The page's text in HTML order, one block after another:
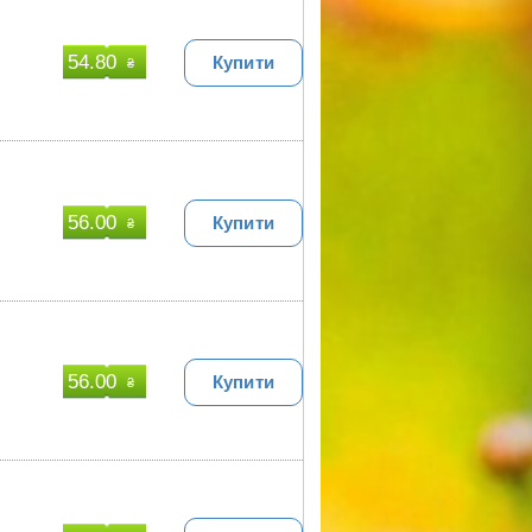
54.80 ₴ Купити
56.00 ₴ Купити
56.00 ₴ Купити